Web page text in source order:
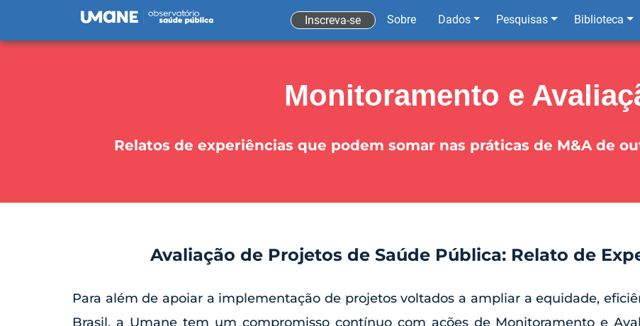
Inscreva-se Sobre Dados Pesquisas Biblioteca
Monitoramento e
Relatos de experiências que podem somar nas práticas de M&A de
Avaliação de Projetos de Saúde Pública: Relato de
Para além de apoiar a implementação de projetos voltados a ampliar a equidade,
Brasil, a Umane tem um compromisso contínuo com ações de Monitoramento e